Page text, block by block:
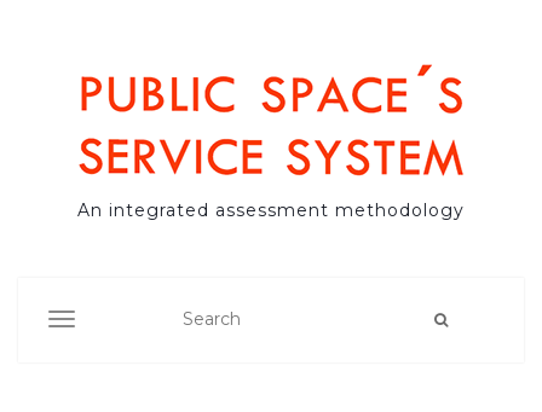
An integrated assessment methodology
TOGGLE NAVIGATION